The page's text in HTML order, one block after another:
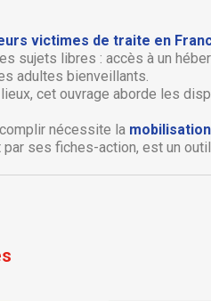
Ajouter à
add_circle_outline Créer une
Nom de la liste
Vous devez être
d'envies.
victimes de traite en
sujets libres : accès à un
adultes bienveillants.
lieux, cet ouvrage aborde les
nécessite la
par ses fiches-action, est un